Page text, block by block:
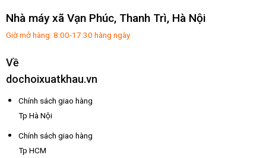
Nhà máy xã Vạn Phúc, Thanh Trì, Hà Nội
Giờ mở hàng: 8:00-17:30 hàng ngày
Về
dochoixuatkhau.vn
Chính sách giao hàng
Tp Hà Nội
Chính sách giao hàng
Tp HCM